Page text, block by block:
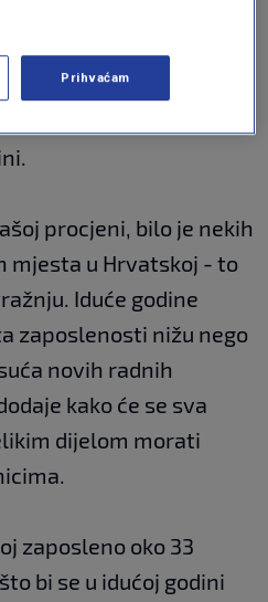
turističkih usluga",
procjeni, bilo je nekih
mjesta u Hrvatskoj - to
Iduće godine
zaposlenosti nižu nego
novih radnih
kako će se sva
dijelom morati
zaposleno oko 33
bi se u idućoj godini
Prihvaćam